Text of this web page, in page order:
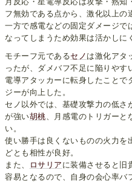
フ無効である点から、激化以上の
一方で感電などの固定ダメージで
なってしまうため効果は活かしに
モチーフ元であるセノ は激化アタ
ったが、ダメバフ不足に陥りや
電導アタッカーに転身したことで
ジーが向上した。
セノ以外では、基礎攻撃力の低さ
が強い胡桃 、月感電のトリガーと
い。
使い勝手は良くないものの火力を
どとも相性が良好。
また、
ロサリア に装備させると旧
容易となるので、自身の会心率バ